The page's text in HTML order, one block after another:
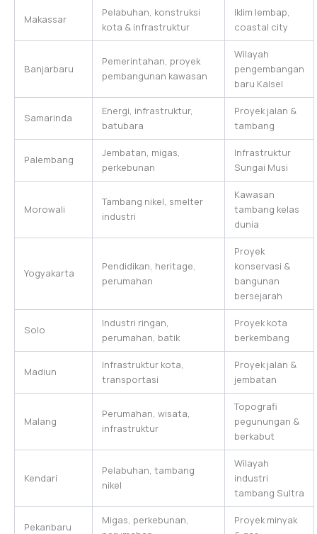
Makassar
Pelabuhan, konstruksi
kota & infrastruktur
Iklim lembap,
coastal city
Banjarbaru
Pemerintahan, proyek
pembangunan kawasan
Wilayah
pengembangan
baru Kalsel
Samarinda
Energi, infrastruktur,
batubara
Proyek jalan &
tambang
Palembang
Jembatan, migas,
perkebunan
Infrastruktur
Sungai Musi
Morowali
Tambang nikel, smelter
industri
Kawasan
tambang kelas
dunia
Yogyakarta
Pendidikan, heritage,
perumahan
Proyek
konservasi &
bangunan
bersejarah
Solo
Industri ringan,
perumahan, batik
Proyek kota
berkembang
Madiun
Infrastruktur kota,
transportasi
Proyek jalan &
jembatan
Malang
Perumahan, wisata,
infrastruktur
Topografi
pegunungan &
berkabut
Kendari
Pelabuhan, tambang
nikel
Wilayah
industri
tambang Sultra
Pekanbaru
Migas, perkebunan,
Proyek minyak